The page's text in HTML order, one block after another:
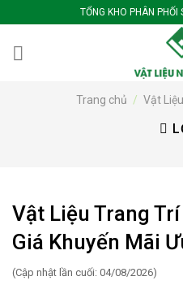
qua
nội
TỔNG KHO PHÂN PHỐI
Trang chủ / Vật
Vật Liệu Trang
Giá Khuyến Mãi
(Cập nhật lần cuối: 04/08/2026)